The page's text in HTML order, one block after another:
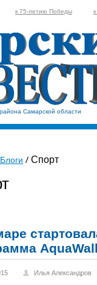
к 75-летию Победы
Самарской области
Блоги Спорт
Илья Александров